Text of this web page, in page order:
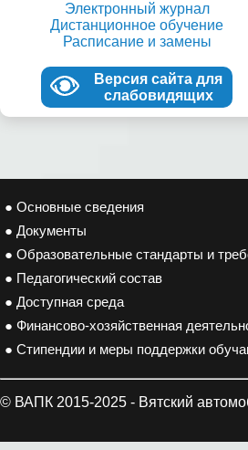
Электронный журнал
Дистанционное обучение
Расписание и замены
Версия сайта для
слабовидящих
● Основные сведения
● Документы
● Образовательные стандарты и
● Педагогический состав
● Доступная среда
● Финансово-хозяйственная
● Стипендии и меры поддержки
© ВАПК 2015-2025 - Вятский